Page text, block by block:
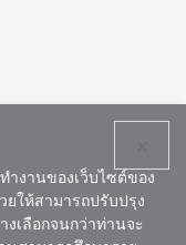
ำงานของเว็บไซต์ของ
ยให้สามารถปรับปรุง
เลือกจนกว่าท่านจะ